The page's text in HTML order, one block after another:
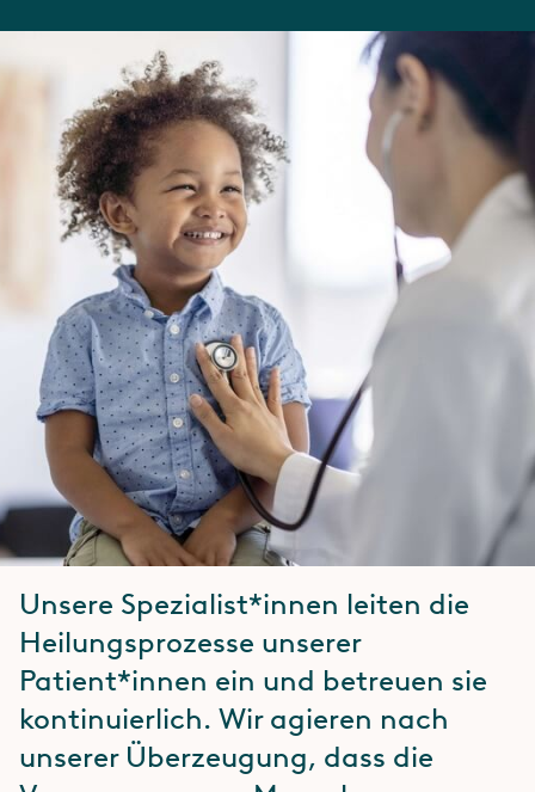
Unsere Spezialist*innen leiten die
Heilungsprozesse unserer
Patient*innen ein und betreuen sie
kontinuierlich. Wir agieren nach
unserer Überzeugung, dass die